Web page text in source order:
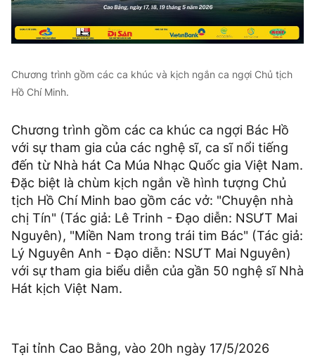
Chương trình gồm các ca khúc và kịch ngắn ca ngợi Chủ tịch
Hồ Chí Minh.
Chương trình gồm các ca khúc ca ngợi Bác Hồ
với sự tham gia của các nghệ sĩ, ca sĩ nổi tiếng
đến từ Nhà hát Ca Múa Nhạc Quốc gia Việt Nam.
Đặc biệt là chùm kịch ngắn về hình tượng Chủ
tịch Hồ Chí Minh bao gồm các vở: "Chuyện nhà
chị Tín" (Tác giả: Lê Trinh - Đạo diễn: NSƯT Mai
Nguyên), "Miền Nam trong trái tim Bác" (Tác giả:
Lý Nguyên Anh - Đạo diễn: NSƯT Mai Nguyên)
với sự tham gia biểu diễn của gần 50 nghệ sĩ Nhà
Hát kịch Việt Nam.
Tại tỉnh Cao Bằng, vào 20h ngày 17/5/2026